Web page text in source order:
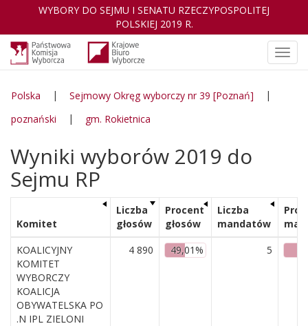
WYBORY DO SEJMU I SENATU RZECZYPOSPOLITEJ
POLSKIEJ 2019 R.
Polska | Sejmowy Okręg wyborczy nr 39 [Poznań]
|
poznański
| gm. Rokietnica
Wyniki wyborów 2019 do
Sejmu RP
Komitet
Liczba
głosów
Procent
głosów
Liczba
mandatów
KOALICYJNY
KOMITET
WYBORCZY
KOALICJA
OBYWATELSKA PO
.N IPL ZIELONI
4 890 49,01% 5